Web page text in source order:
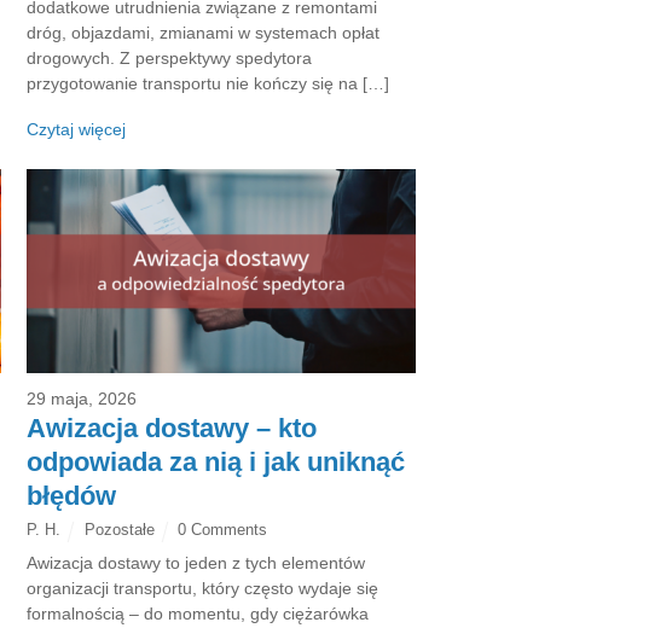
dodatkowe utrudnienia związane z remontami
dróg, objazdami, zmianami w systemach opłat
drogowych. Z perspektywy spedytora
przygotowanie transportu nie kończy się na […]
Czytaj więcej
29 maja, 2026
Awizacja dostawy – kto
odpowiada za nią i jak uniknąć
błędów
P. H. Pozostałe 0 Comments
Awizacja dostawy to jeden z tych elementów
organizacji transportu, który często wydaje się
formalnością – do momentu, gdy ciężarówka